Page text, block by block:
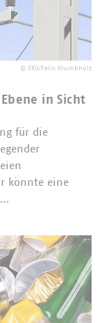
© VKU/Felix Krumbholz
in Sicht
für die
könnte eine